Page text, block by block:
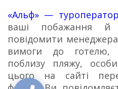
«Альф» — туроператор
ваші побажання й
повідомити
вимоги до готелю,
поблизу пляжу,
цього на сайті